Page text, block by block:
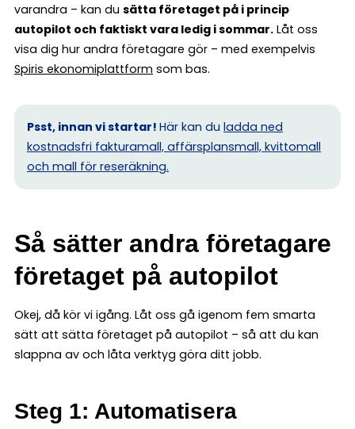
varandra – kan du sätta företaget på i princip
autopilot och faktiskt vara ledig i sommar. Låt oss
visa dig hur andra företagare gör – med exempelvis
Spiris ekonomiplattform som bas.
Psst, innan vi startar! Här kan du ladda ned
kostnadsfri fakturamall, affärsplansmall, kvittomall
och mall för reseräkning.
Så sätter andra företagare
företaget på autopilot
Okej, då kör vi igång. Låt oss gå igenom fem smarta
sätt att sätta företaget på autopilot – så att du kan
slappna av och låta verktyg göra ditt jobb.
Steg 1: Automatisera